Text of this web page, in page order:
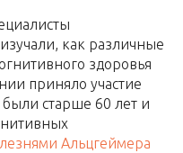
как различные
здоровья
приняло участие
старше 60 лет и
Альцгеймера